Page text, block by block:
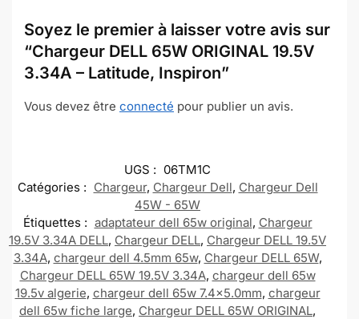
Soyez le premier à laisser votre avis sur
“Chargeur DELL 65W ORIGINAL 19.5V
3.34A – Latitude, Inspiron”
Vous devez être connecté pour publier un avis.
UGS : 06TM1C
Catégories : Chargeur, Chargeur Dell, Chargeur Dell
45W - 65W
Étiquettes : adaptateur dell 65w original, Chargeur
19.5V 3.34A DELL, Chargeur DELL, Chargeur DELL 19.5V
3.34A, chargeur dell 4.5mm 65w, Chargeur DELL 65W,
Chargeur DELL 65W 19.5V 3.34A, chargeur dell 65w
19.5v algerie, chargeur dell 65w 7.4x5.0mm, chargeur
dell 65w fiche large, Chargeur DELL 65W ORIGINAL,